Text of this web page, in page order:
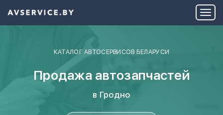
КАТАЛОГ АВТОСЕРВИСОВ БЕЛАРУСИ
Продажа автозапчастей
в Гродно